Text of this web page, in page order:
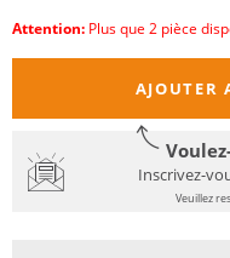
Attention: Plus que 2 pièce
AJOUTER
Inscrivez-
Veuillez